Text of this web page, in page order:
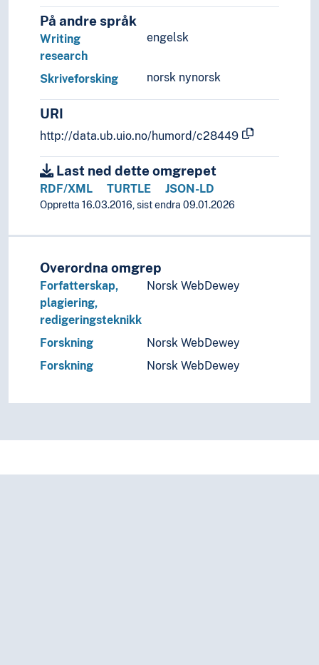
På andre språk
engelsk
Writing
research
norsk nynorsk
Skriveforsking
URI
http://data.ub.uio.no/humord/c28449
Last ned dette omgrepet
RDF/XML TURTLE JSON-LD
Oppretta 16.03.2016, sist endra 09.01.2026
Overordna omgrep
Forfatterskap,
plagiering,
redigeringsteknikk
Norsk WebDewey
Forskning
Norsk WebDewey
Forskning
Norsk WebDewey